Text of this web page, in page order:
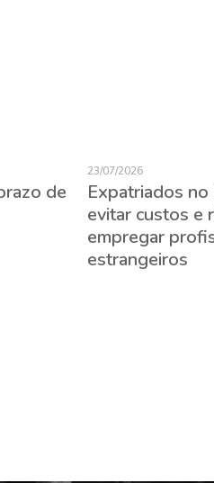
de
23/07/2026
Expatriados
evitar custos e
empregar
estrangeiros